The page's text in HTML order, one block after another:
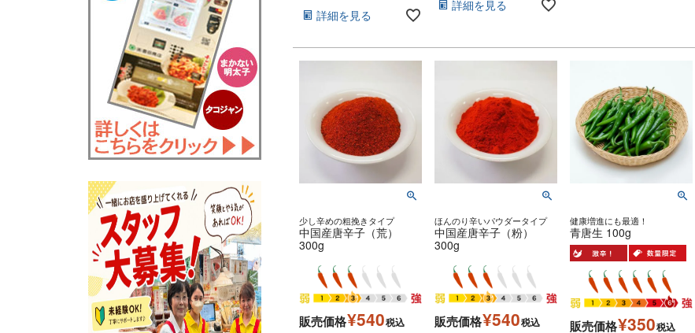
詳細を見る
詳細を見る
少し辛めの粗挽きタイプ
中国産唐辛子（荒）
300g
販売価格¥540税込
ほんのり辛いパウダータイプ
中国産唐辛子（粉）
300g
販売価格¥540税込
健康増進にも最適！
青唐生 100g
販売価格¥350税込